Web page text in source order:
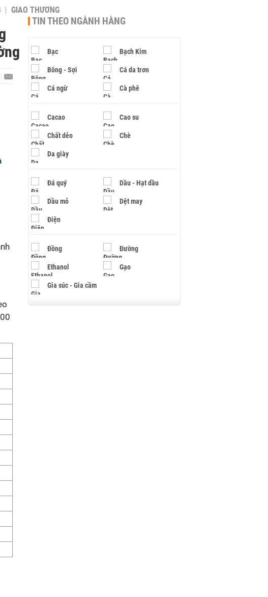
GIAO THƯƠNG
TIN THEO NGÀNH HÀNG
Bạc Bạch Kim
Bông - Sợi Cá da trơn
Cá ngừ Cà phê
Cacao Cao su
Chất dẻo Chè
Da giày
Đá quý Dầu - Hạt dầu
Dầu mỏ Dệt may
Điện
Đồng Đường
Ethanol Gạo
Gia súc - Gia cầm